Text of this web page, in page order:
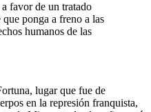
favor de un tratado
ponga a freno a las
humanos de las
lugar que fue de
en la represión franquista,